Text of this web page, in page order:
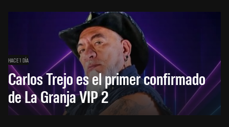
HACE 1 DÍA
Carlos Trejo es el primer confirmado
de La Granja VIP 2